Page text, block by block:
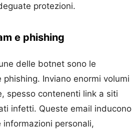
protezioni.
e phishing
delle botnet sono le
Inviano enormi volumi
spesso contenenti link a siti
infetti. Queste email inducono
personali,